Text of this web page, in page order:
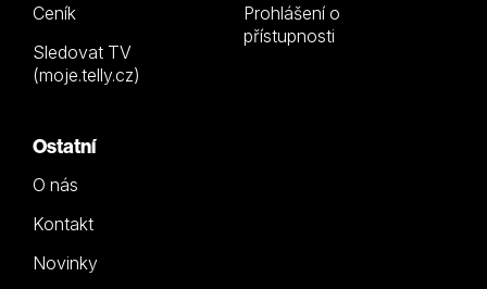
Ceník
Sledovat TV
(moje.telly.cz)
Prohlášení o
přístupnosti
Ostatní
O nás
Kontakt
Novinky